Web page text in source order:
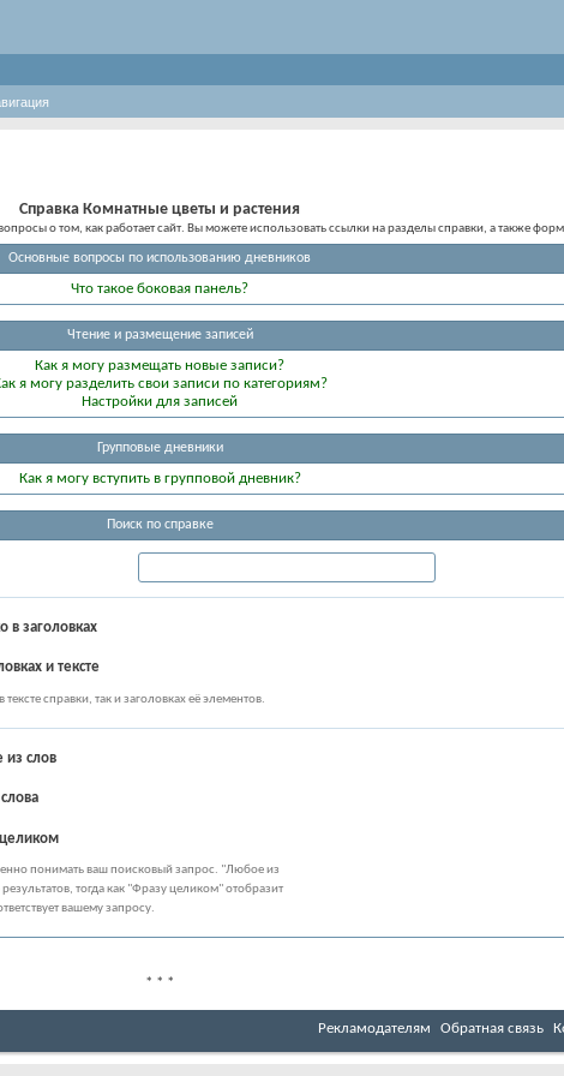
Справка Комнатные цветы и растения
о том, как работает сайт. Вы можете использовать ссылки на разделы справки, а также
Основные вопросы по использованию дневников
Что такое боковая панель?
Чтение и размещение записей
Как я могу размещать новые записи?
я могу разделить свои записи по категориям?
Настройки для записей
Групповые дневники
Как я могу вступить в групповой дневник?
Поиск по справке
в заголовках
и тексте
справки, так и заголовках её элементов.
слов
понимать ваш поисковый запрос. "Любое из
тогда как "Фразу целиком" отобразит
вашему запросу.
* * *
Рекламодателям Обратная связь